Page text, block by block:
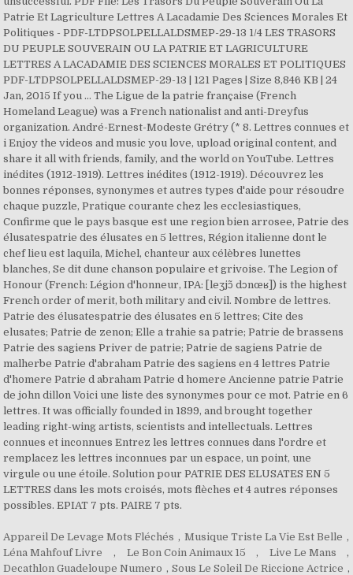
Appareil De Levage Mots Fléchés , Musique Triste La Vie Est Belle ,
Léna Mahfouf Livre
, Le Bon Coin Animaux 15 , Live Le Mans
,
Decathlon Guadeloupe Numero , Sous Le Soleil De Riccione Actrice ,